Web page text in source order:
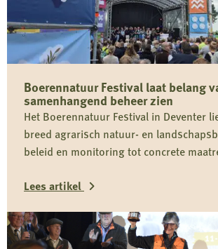
Boerennatuur Festival laat belang
samenhangend beheer zien
Het Boerennatuur Festival in Deventer
breed agrarisch natuur- en
beleid en monitoring tot concrete
De Jager vormt het festival aanleiding
wildsoorten, veldkennis en de praktijk
WBE’s.
Lees artikel
Lees
meer